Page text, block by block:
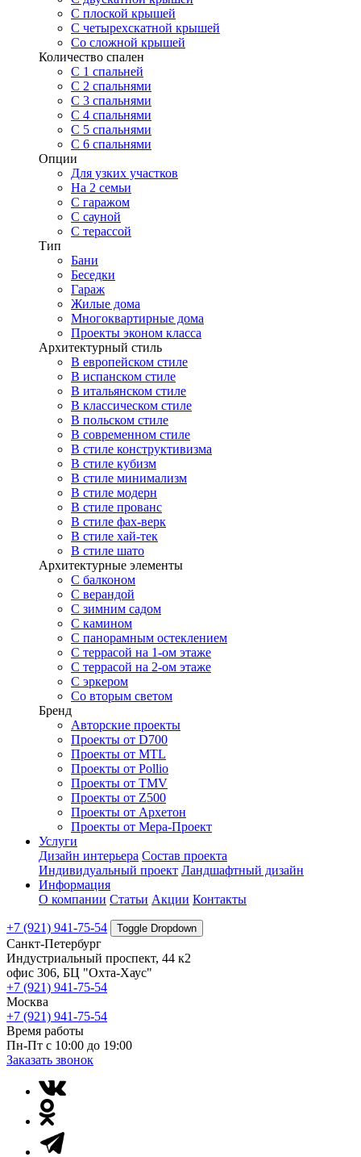
С плоской крышей
С четырехскатной крышей
Со сложной крышей
Количество спален
С 1 спальней
С 2 спальнями
С 3 спальнями
С 4 спальнями
С 5 спальнями
С 6 спальнями
Опции
Для узких участков
На 2 семьи
С гаражом
С сауной
С терассой
Тип
Бани
Беседки
Гараж
Жилые дома
Многоквартирные дома
Проекты эконом класса
Архитектурный стиль
В европейском стиле
В испанском стиле
В итальянском стиле
В классическом стиле
В польском стиле
В современном стиле
В стиле конструктивизма
В стиле кубизм
В стиле минимализм
В стиле модерн
В стиле прованс
В стиле фах-верк
В стиле хай-тек
В стиле шато
Архитектурные элементы
С балконом
С верандой
С зимним садом
С камином
С панорамным остеклением
С террасой на 1-ом этаже
С террасой на 2-ом этаже
С эркером
Со вторым светом
Бренд
Авторские проекты
Проекты от D700
Проекты от MTL
Проекты от Pollio
Проекты от TMV
Проекты от Z500
Проекты от Архетон
Проекты от Мера-Проект
Услуги
Дизайн интерьера Состав проекта
Индивидуальный проект Ландшафтный дизайн
Информация
О компании Статьи Акции Контакты
+7 (921) 941-75-54 Toggle Dropdown
Санкт-Петербург
Индустриальный проспект, 44 к2
офис 306, БЦ "Охта-Хаус"
+7 (921) 941-75-54
Москва
+7 (921) 941-75-54
Время работы
Пн-Пт с 10:00 до 19:00
Заказать звонок